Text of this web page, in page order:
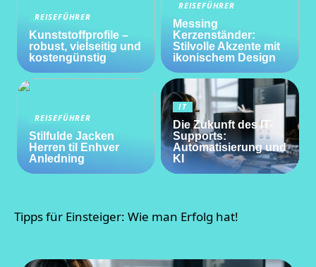
REISEFÜHRER
Kunststoffprofile –
robust, vielseitig und
kostengünstig
REISEFÜHRER
Messing
Kerzenständer:
Stilvolle Akzente mit
ikonischem Design
REISEFÜHRER
Stilfulde Jacken
Herren til Enhver
Anledning
IT
Die Zukunft des IT-
Supports:
Automatisierung und
KI
Tipps für Einsteiger: Wie man Erfolg hat!